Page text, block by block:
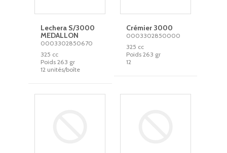
Lechera S/3000
MEDALLON
0003302850670
325 cc
Poids 263 gr
12 unités/boîte
Crémier 3000
0003302850000
325 cc
Poids 263 gr
12